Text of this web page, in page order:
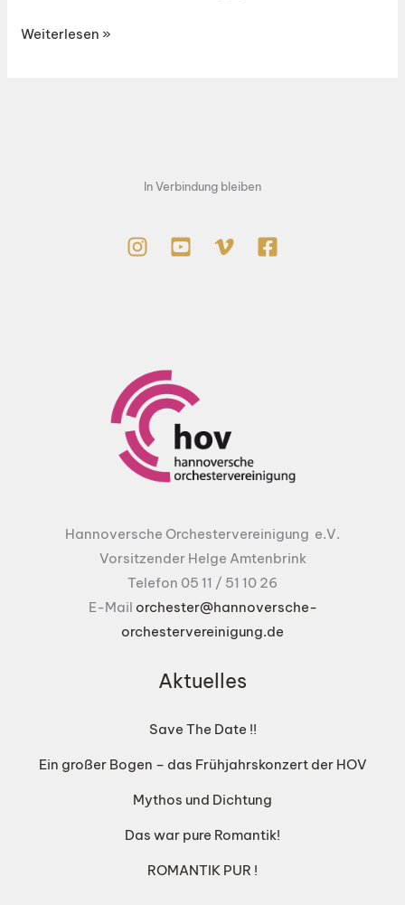
HOV
Weiterlesen »
In Verbindung bleiben
Hannoversche Orchestervereinigung e.V.
Vorsitzender Helge Amtenbrink
Telefon 05 11 / 51 10 26
E-Mail orchester@hannoversche-
orchestervereinigung.de
Aktuelles
Save The Date !!
Ein großer Bogen – das Frühjahrskonzert der HOV
Mythos und Dichtung
Das war pure Romantik!
ROMANTIK PUR !